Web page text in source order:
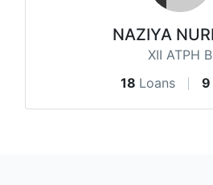
NAZIYA
XII ATPH B
18 Loans 9